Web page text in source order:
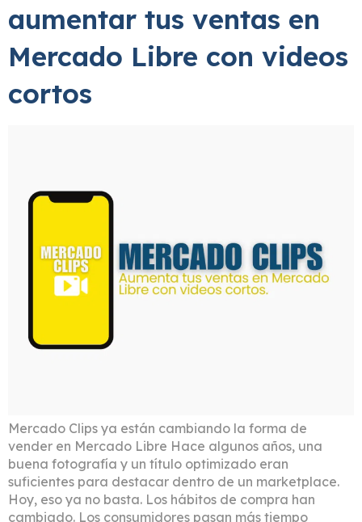
aumentar tus ventas en
Mercado Libre con videos
cortos
Mercado Clips ya están cambiando la forma de
vender en Mercado Libre Hace algunos años, una
buena fotografía y un título optimizado eran
suficientes para destacar dentro de un marketplace.
Hoy, eso ya no basta. Los hábitos de compra han
cambiado. Los consumidores pasan más tiempo